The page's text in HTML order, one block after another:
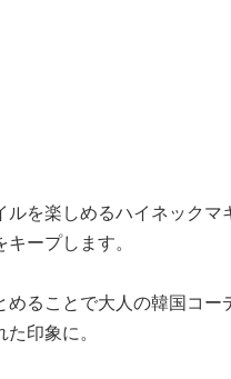
を楽しめるハイネックマ
ープします。
ることで大人の韓国コー
印象に。